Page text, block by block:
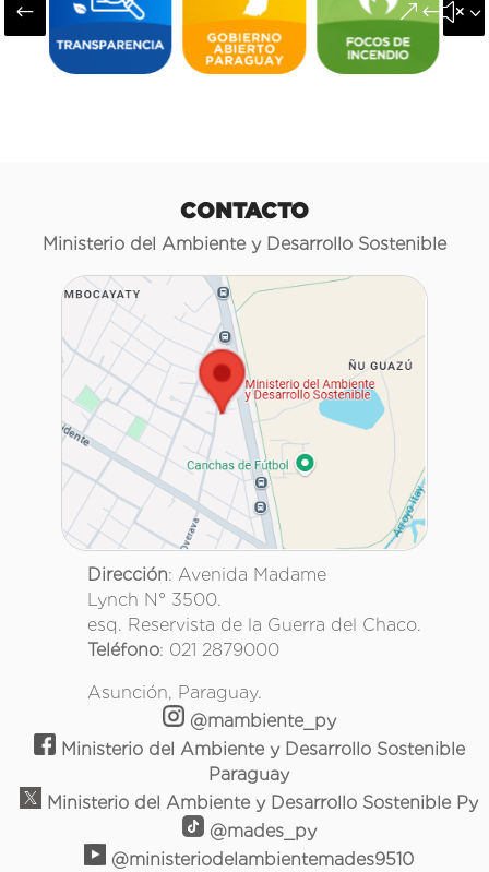
#
CONTACTO
Ministerio del Ambiente y Desarrollo Sostenible
Dirección: Avenida Madame
Lynch N° 3500.
esq. Reservista de la Guerra del Chaco.
Teléfono: 021 2879000
Asunción, Paraguay.
@mambiente_py
Ministerio del Ambiente y Desarrollo Sostenible
Paraguay
Ministerio del Ambiente y Desarrollo Sostenible Py
@mades_py
@ministeriodelambientemades9510